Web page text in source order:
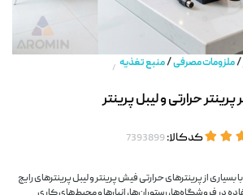
/ملزومات مصرفی/منبع تغذیه /
کدکالا:
از پرینترهای حرارتی فیش پرینتر و لیبل پرینترهای رایج